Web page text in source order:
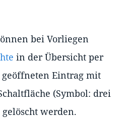
bei Vorliegen
in der Übersicht per
Eintrag mit
(Symbol: drei
werden.